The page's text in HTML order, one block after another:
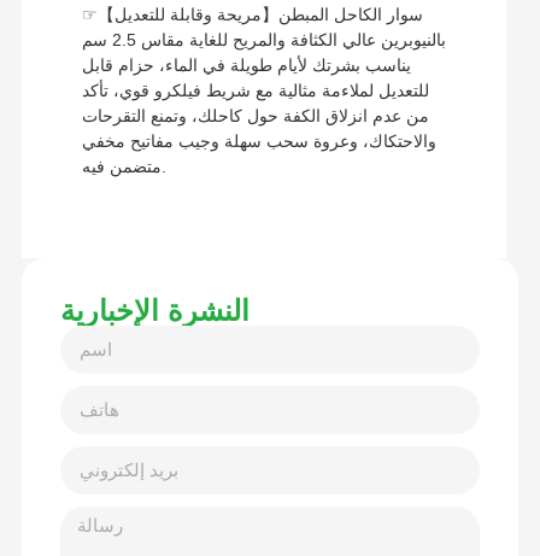
☞【مريحة وقابلة للتعديل】سوار الكاحل المبطن
بالنيوبرين عالي الكثافة والمريح للغاية مقاس 2.5 سم
يناسب بشرتك لأيام طويلة في الماء، حزام قابل
للتعديل لملاءمة مثالية مع شريط فيلكرو قوي، تأكد
من عدم انزلاق الكفة حول كاحلك، وتمنع التقرحات
والاحتكاك، وعروة سحب سهلة وجيب مفاتيح مخفي
متضمن فيه.
النشرة الإخبارية